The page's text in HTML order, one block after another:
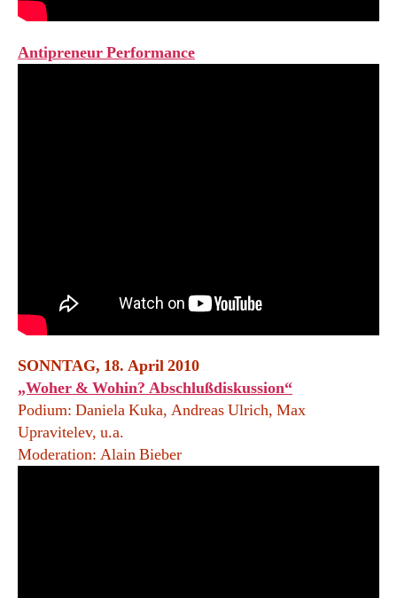
Antipreneur Performance
SONNTAG, 18. April 2010
„Woher & Wohin? Abschlußdiskussion“
Podium: Daniela Kuka, Andreas Ulrich, Max
Upravitelev, u.a.
Moderation: Alain Bieber